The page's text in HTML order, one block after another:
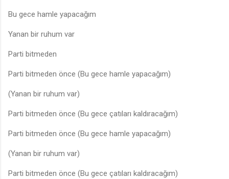
Bu gece hamle yapacağım
Yanan bir ruhum var
Parti bitmeden
Parti bitmeden önce (Bu gece hamle yapacağım)
(Yanan bir ruhum var)
Parti bitmeden önce (Bu gece çatıları kaldıracağım)
Parti bitmeden önce (Bu gece hamle yapacağım)
(Yanan bir ruhum var)
Parti bitmeden önce (Bu gece çatıları kaldıracağım)